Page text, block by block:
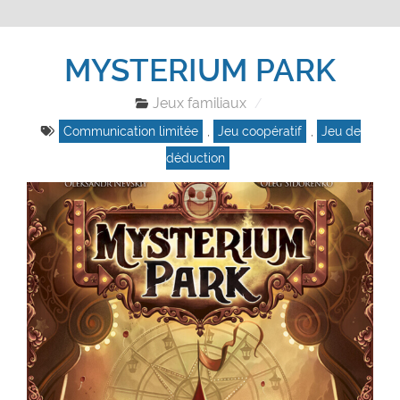
MYSTERIUM PARK
Jeux familiaux
Communication limitée , Jeu coopératif ,
Jeu de
déduction